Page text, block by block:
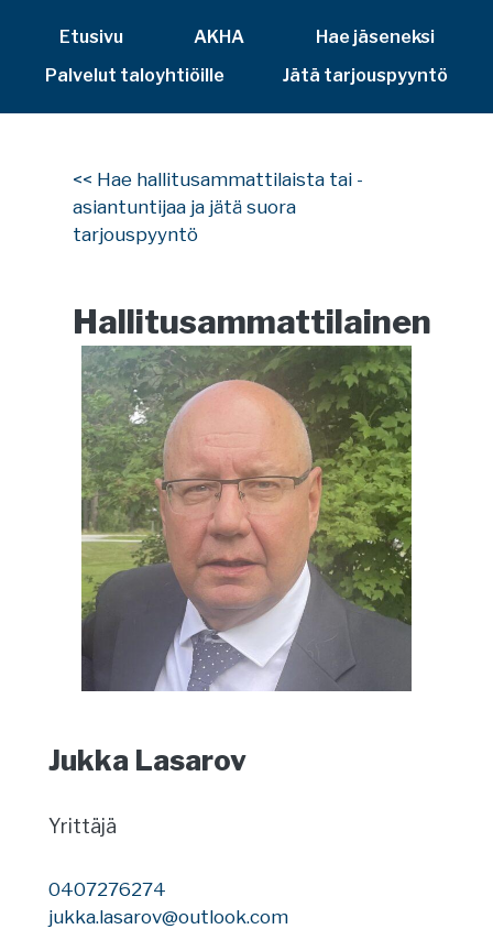
Etusivu AKHA
Hae jäseneksi
Palvelut taloyhtiöille
Jätä tarjouspyyntö
<< Hae hallitusammattilaista tai -
asiantuntijaa ja jätä suora
tarjouspyyntö
Hallitusammattilainen
Jukka Lasarov
Yrittäjä
0407276274
jukka.lasarov@outlook.com